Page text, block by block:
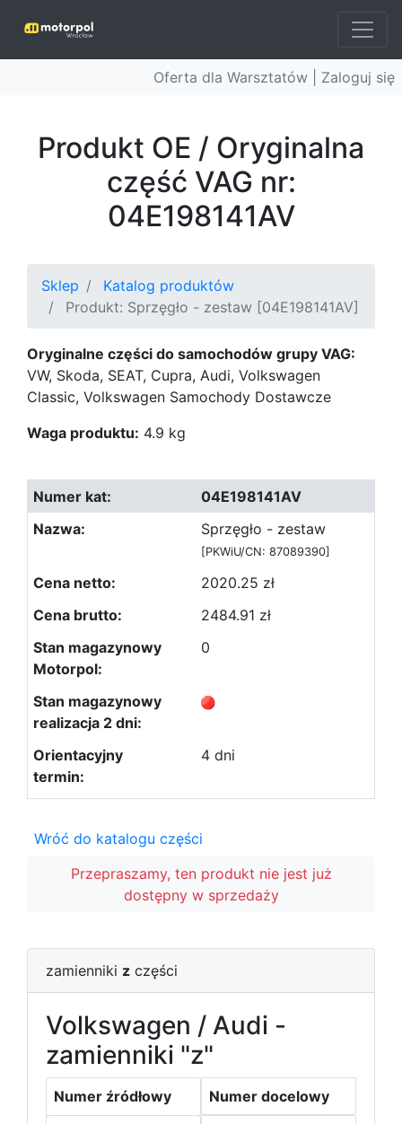
Oferta dla Warsztatów | Zaloguj się
Produkt OE / Oryginalna
część VAG nr:
04E198141AV
Sklep
Katalog produktów
Produkt: Sprzęgło - zestaw [04E198141AV]
Oryginalne części do samochodów grupy VAG:
VW, Skoda, SEAT, Cupra, Audi, Volkswagen
Classic, Volkswagen Samochody Dostawcze
Waga produktu: 4.9 kg
04E198141AV
Sprzęgło - zestaw
[PKWiU/CN: 87089390]
2020.25 zł
2484.91 zł
0
4 dni
Wróć do katalogu części
Przepraszamy, ten produkt nie jest już
dostępny w sprzedaży
zamienniki z części
Volkswagen / Audi -
zamienniki "z"
Numer źródłowy Numer docelowy